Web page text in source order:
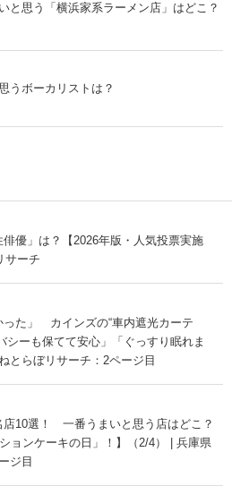
と思う「横浜家系ラーメン店」はどこ？
うボーカリストは？
優」は？【2026年版・人気投票実施
サーチ
った」 カインズの“車内遮光カーテ
ーも保てて安心」「ぐっすり眠れま
とらぼリサーチ：2ページ目
店10選！ 一番うまいと思う店はどこ？
ョンケーキの日」！】（2/4） | 兵庫県
ジ目